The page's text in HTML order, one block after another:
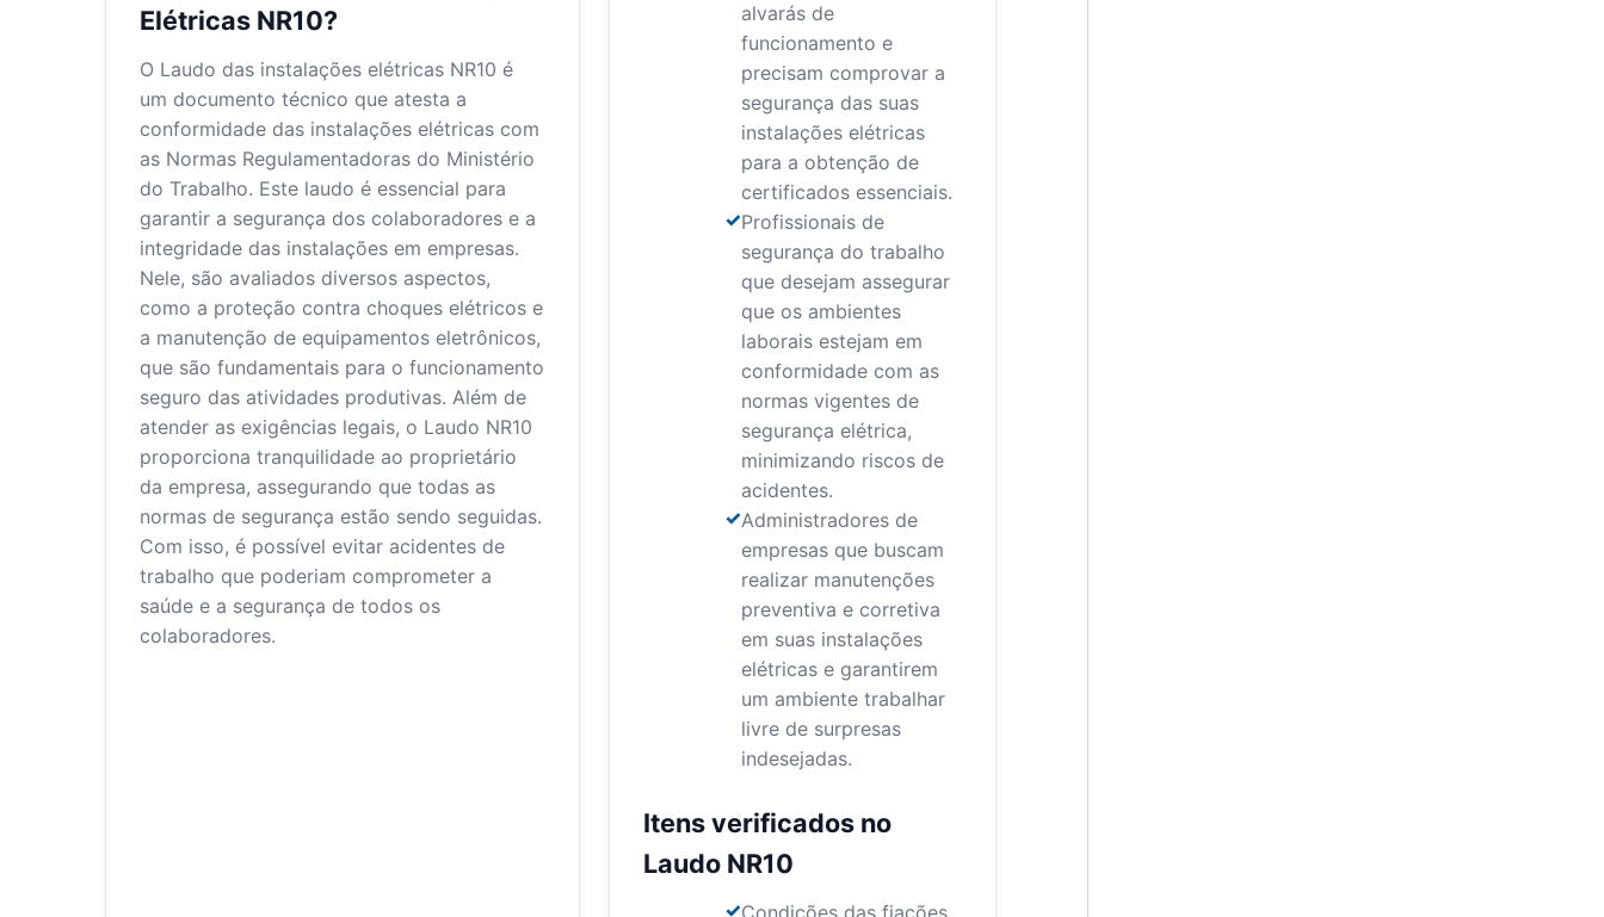
Elétricas NR10?
O Laudo das instalações elétricas NR10 é
um documento técnico que atesta a
conformidade das instalações elétricas com
as Normas Regulamentadoras do Ministério
do Trabalho. Este laudo é essencial para
garantir a segurança dos colaboradores e a
integridade das instalações em empresas.
Nele, são avaliados diversos aspectos,
como a proteção contra choques elétricos e
a manutenção de equipamentos eletrônicos,
que são fundamentais para o funcionamento
seguro das atividades produtivas. Além de
atender as exigências legais, o Laudo NR10
proporciona tranquilidade ao proprietário
da empresa, assegurando que todas as
normas de segurança estão sendo seguidas.
Com isso, é possível evitar acidentes de
trabalho que poderiam comprometer a
saúde e a segurança de todos os
colaboradores.
alvarás de
funcionamento e
precisam comprovar a
segurança das suas
instalações elétricas
para a obtenção de
certificados essenciais.
Profissionais de
segurança do trabalho
que desejam assegurar
que os ambientes
laborais estejam em
conformidade com as
normas vigentes de
segurança elétrica,
minimizando riscos de
acidentes.
Administradores de
empresas que buscam
realizar manutenções
preventiva e corretiva
em suas instalações
elétricas e garantirem
um ambiente trabalhar
livre de surpresas
indesejadas.
Itens verificados no
Laudo NR10